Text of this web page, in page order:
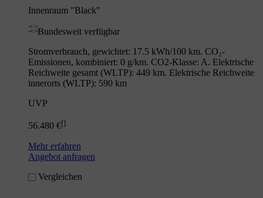
Innenraum "Black"
Bundesweit verfügbar
Stromverbrauch, gewichtet: 17.5 kWh/100 km. CO₂-
Emissionen, kombiniert: 0 g/km. CO2-Klasse: A. Elektrische
Reichweite gesamt (WLTP): 449 km. Elektrische Reichweite
innerorts (WLTP): 590 km
UVP
56.480 €[]
Mehr erfahren
Angebot anfragen
Vergleichen